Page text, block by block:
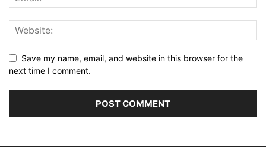
Save my name, email, and website in this browser for the
next time I comment.